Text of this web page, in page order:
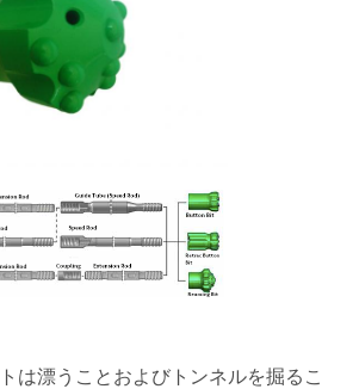
は漂うことおよびトンネルを掘るこ